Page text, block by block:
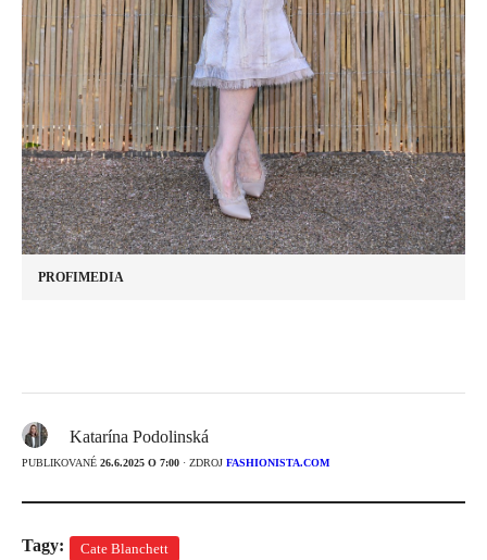
PROFIMEDIA
Katarína Podolinská
PUBLIKOVANÉ 26.6.2025 O 7:00 · ZDROJ FASHIONISTA.COM
Tagy: Cate Blanchett